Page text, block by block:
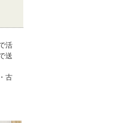
活
送
古